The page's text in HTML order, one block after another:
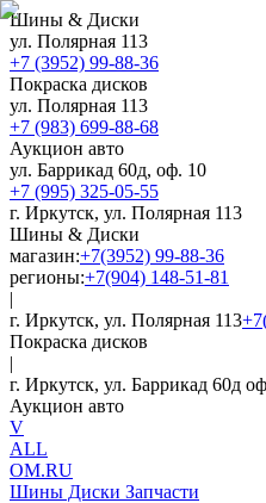
Шины & Диски
ул. Полярная 113
+7 (3952) 99-88-36
Покраска дисков
ул. Полярная 113
+7 (983) 699-88-68
Аукцион авто
ул. Баррикад 60д, оф. 10
+7 (995) 325-05-55
г. Иркутск, ул. Полярная 113
Шины & Диски
магазин:+7(3952) 99-88-36
регионы:+7(904) 148-51-81
|
г. Иркутск, ул. Полярная 113
Покраска дисков
|
г. Иркутск, ул. Баррикад 60д
Аукцион авто
V
ALL
OM.RU
Шины Диски Запчасти